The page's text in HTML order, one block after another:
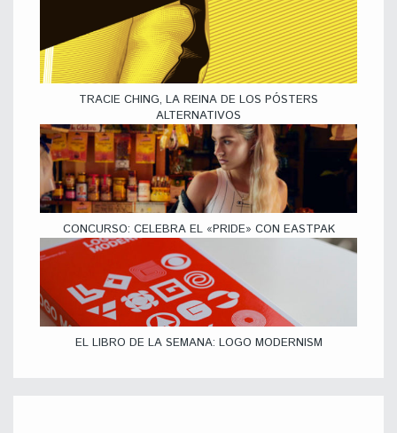
TRACIE CHING, LA REINA DE LOS PÓSTERS
ALTERNATIVOS
CONCURSO: CELEBRA EL «PRIDE» CON EASTPAK
EL LIBRO DE LA SEMANA: LOGO MODERNISM